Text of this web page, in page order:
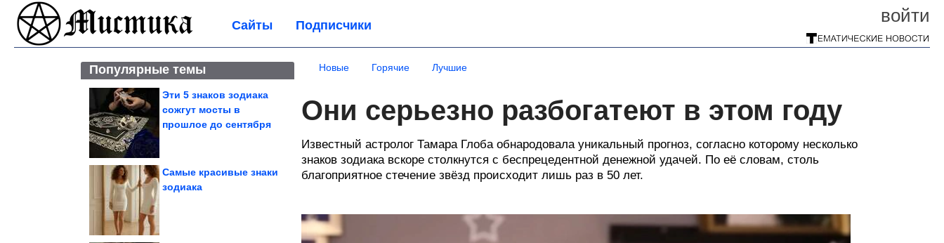
войти
Сайты Подписчики
Популярные темы
Эти 5 знаков зодиака
сожгут мосты в
прошлое до сентября
Самые красивые знаки
зодиака
Новые Горячие Лучшие
Они серьезно разбогатеют в этом году
Известный астролог Тамара Глоба обнародовала уникальный прогноз, согласно которому несколько
знаков зодиака вскоре столкнутся с беспрецедентной денежной удачей. По её словам, столь
благоприятное стечение звёзд происходит лишь раз в 50 лет.